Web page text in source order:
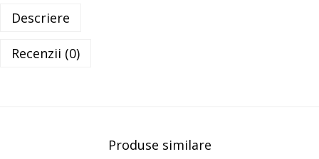
Descriere
Recenzii (0)
Produse similare